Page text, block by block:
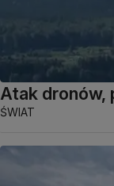
Atak dronów,
ŚWIAT